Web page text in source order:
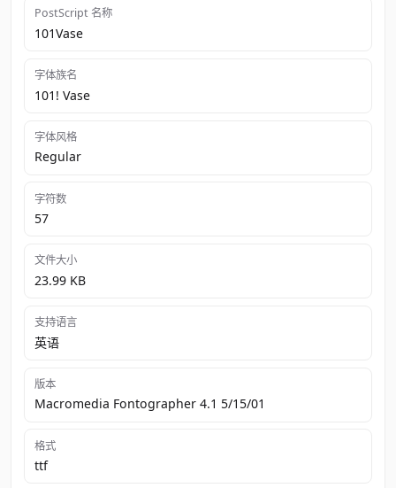
PostScript 名称
101Vase
字体族名
101! Vase
字体风格
Regular
字符数
57
文件大小
23.99 KB
支持语言
英语
版本
Macromedia Fontographer 4.1 5/15/01
格式
ttf